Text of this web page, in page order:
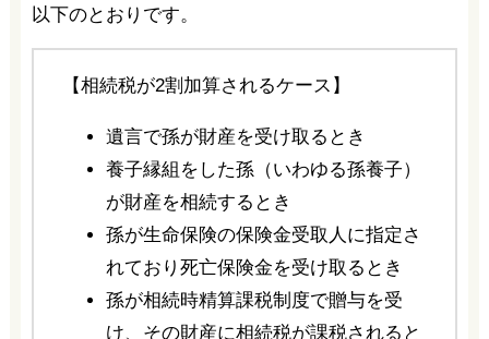
以下のとおりです。
【相続税が2割加算されるケース】
遺言で孫が財産を受け取るとき
養子縁組をした孫（いわゆる孫養子）
が財産を相続するとき
孫が生命保険の保険金受取人に指定さ
れており死亡保険金を受け取るとき
孫が相続時精算課税制度で贈与を受
け、その財産に相続税が課税されると